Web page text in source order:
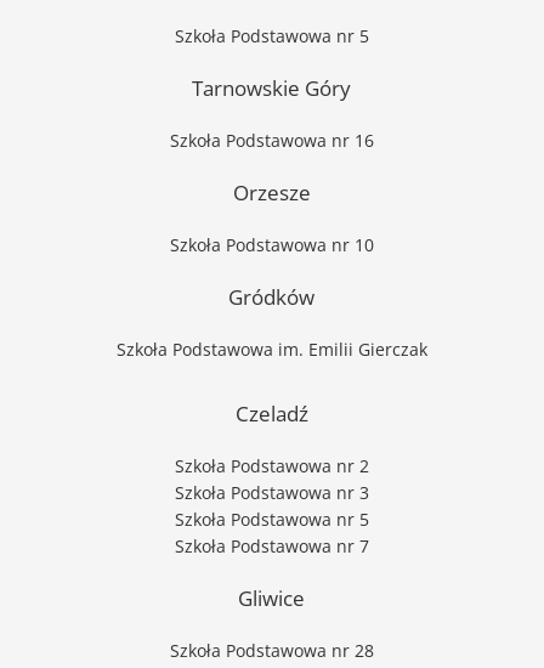
Szkoła Podstawowa nr 5
Tarnowskie Góry
Szkoła Podstawowa nr 16
Orzesze
Szkoła Podstawowa nr 10
Gródków
Szkoła Podstawowa im. Emilii Gierczak
Czeladź
Szkoła Podstawowa nr 2
Szkoła Podstawowa nr 3
Szkoła Podstawowa nr 5
Szkoła Podstawowa nr 7
Gliwice
Szkoła Podstawowa nr 28